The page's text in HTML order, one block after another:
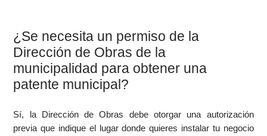
¿Se necesita un permiso de la
Dirección de Obras de la
municipalidad para obtener una
patente municipal?
Sí, la Dirección de Obras debe otorgar una autorización
previa que indique el lugar donde quieres instalar tu negocio